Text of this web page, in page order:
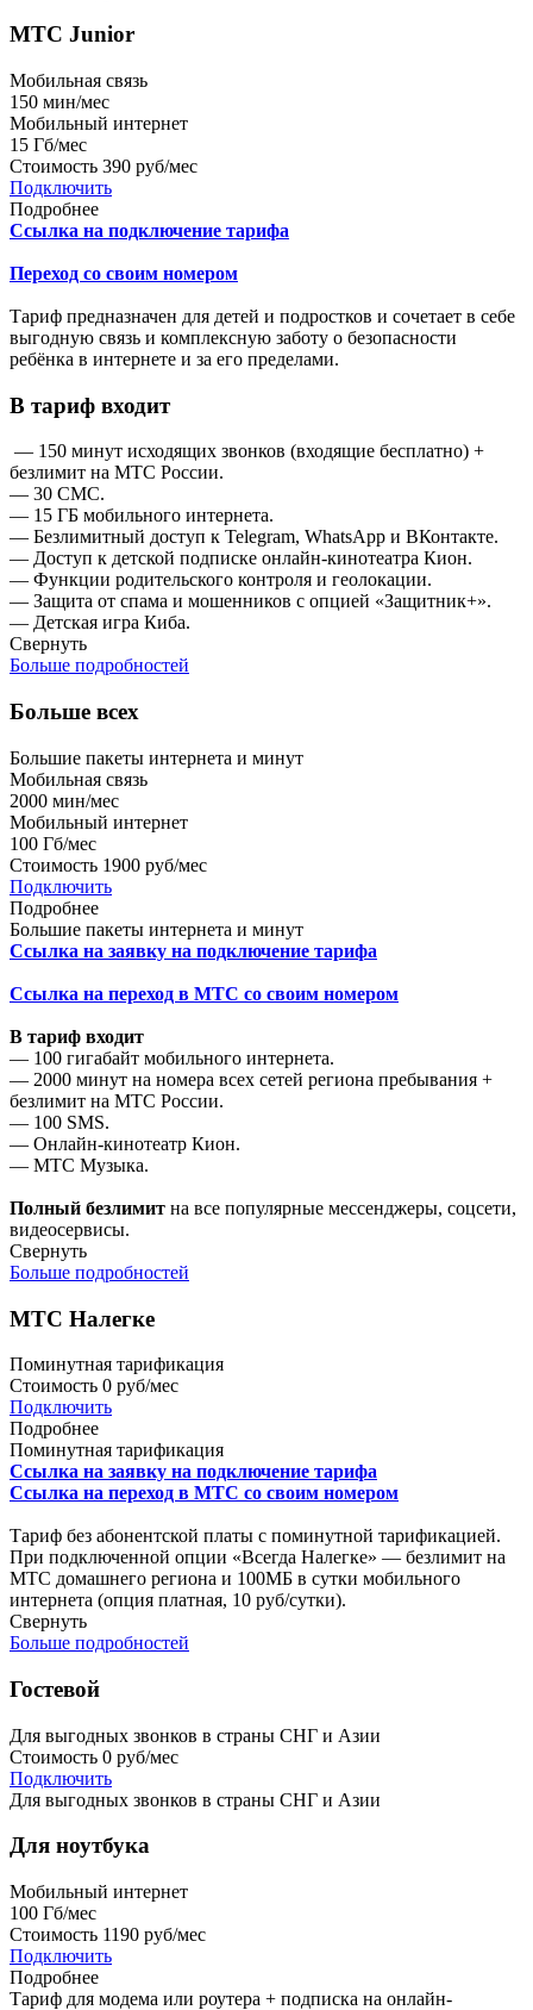
МТС Junior
Мобильная связь
150 мин/мес
Мобильный интернет
15 Гб/мес
Стоимость 390 руб/мес
Подключить
Подробнее
Ссылка на подключение тарифа
Переход со своим номером
Тариф предназначен для детей и подростков и сочетает в себе
выгодную связь и комплексную заботу о безопасности
ребёнка в интернете и за его пределами.
В тариф входит
— 150 минут исходящих звонков (входящие бесплатно) +
безлимит на МТС России.
— 30 СМС.
— 15 ГБ мобильного интернета.
— Безлимитный доступ к Telegram, WhatsApp и ВКонтакте.
— Доступ к детской подписке онлайн-кинотеатра Кион.
— Функции родительского контроля и геолокации.
— Защита от спама и мошенников с опцией «Защитник+».
— Детская игра Киба.
Свернуть
Больше подробностей
Больше всех
Большие пакеты интернета и минут
Мобильная связь
2000 мин/мес
Мобильный интернет
100 Гб/мес
Стоимость 1900 руб/мес
Подключить
Подробнее
Большие пакеты интернета и минут
Ссылка на заявку на подключение тарифа
Ссылка на переход в МТС со своим номером
В тариф входит
— 100 гигабайт мобильного интернета.
— 2000 минут на номера всех сетей региона пребывания +
безлимит на МТС России.
— 100 SMS.
— Онлайн-кинотеатр Кион.
— МТС Музыка.
Полный безлимит на все популярные мессенджеры, соцсети,
видеосервисы.
Свернуть
Больше подробностей
МТС Налегке
Поминутная тарификация
Стоимость 0 руб/мес
Подключить
Подробнее
Поминутная тарификация
Ссылка на заявку на подключение тарифа
Ссылка на переход в МТС со своим номером
Тариф без абонентской платы с поминутной тарификацией.
При подключенной опции «Всегда Налегке» — безлимит на
МТС домашнего региона и 100МБ в сутки мобильного
интернета (опция платная, 10 руб/сутки).
Свернуть
Больше подробностей
Гостевой
Для выгодных звонков в страны СНГ и Азии
Стоимость 0 руб/мес
Подключить
Для выгодных звонков в страны СНГ и Азии
Для ноутбука
Мобильный интернет
100 Гб/мес
Стоимость 1190 руб/мес
Подключить
Подробнее
Тариф для модема или роутера + подписка на онлайн-